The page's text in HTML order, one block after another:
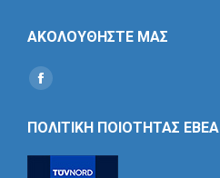
ΑΚΟΛΟΥΘΗΣΤΕ ΜΑΣ
Find us on:
Social
ΠΟΛΙΤΙΚΗ ΠΟΙΟΤΗΤΑΣ ΕΒΕΑ